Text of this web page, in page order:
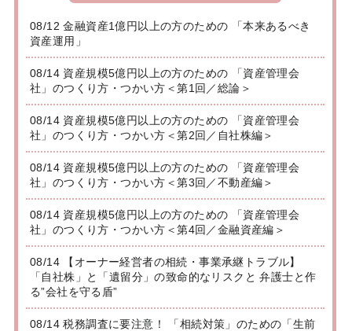
08/12 金融資産1億円以上の方のための 「本来あるべき
資産運用」
08/14 資産規模5億円以上の方のための 「資産管理会
社」のつくり方・つかい方＜第1回／総論＞
08/14 資産規模5億円以上の方のための 「資産管理会
社」のつくり方・つかい方＜第2回／自社株編＞
08/14 資産規模5億円以上の方のための 「資産管理会
社」のつくり方・つかい方＜第3回／不動産編＞
08/14 資産規模5億円以上の方のための 「資産管理会
社」のつくり方・つかい方＜第4回／金融資産編＞
08/14 【オーナー経営者の相続・事業承継トラブル】
「自社株」と「遺留分」の致命的なリスクと 弁護士と作
る”会社を守る盾”
08/14 税務調査に要注意！ 「相続対策」のための「生前